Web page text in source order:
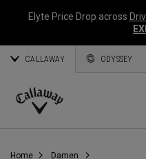
Elyte Price Drop across
CALLAWAY ODYSSEY
Callaway
Home Damen